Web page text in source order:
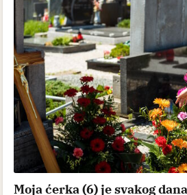
Moja ćerka (6) je svakog